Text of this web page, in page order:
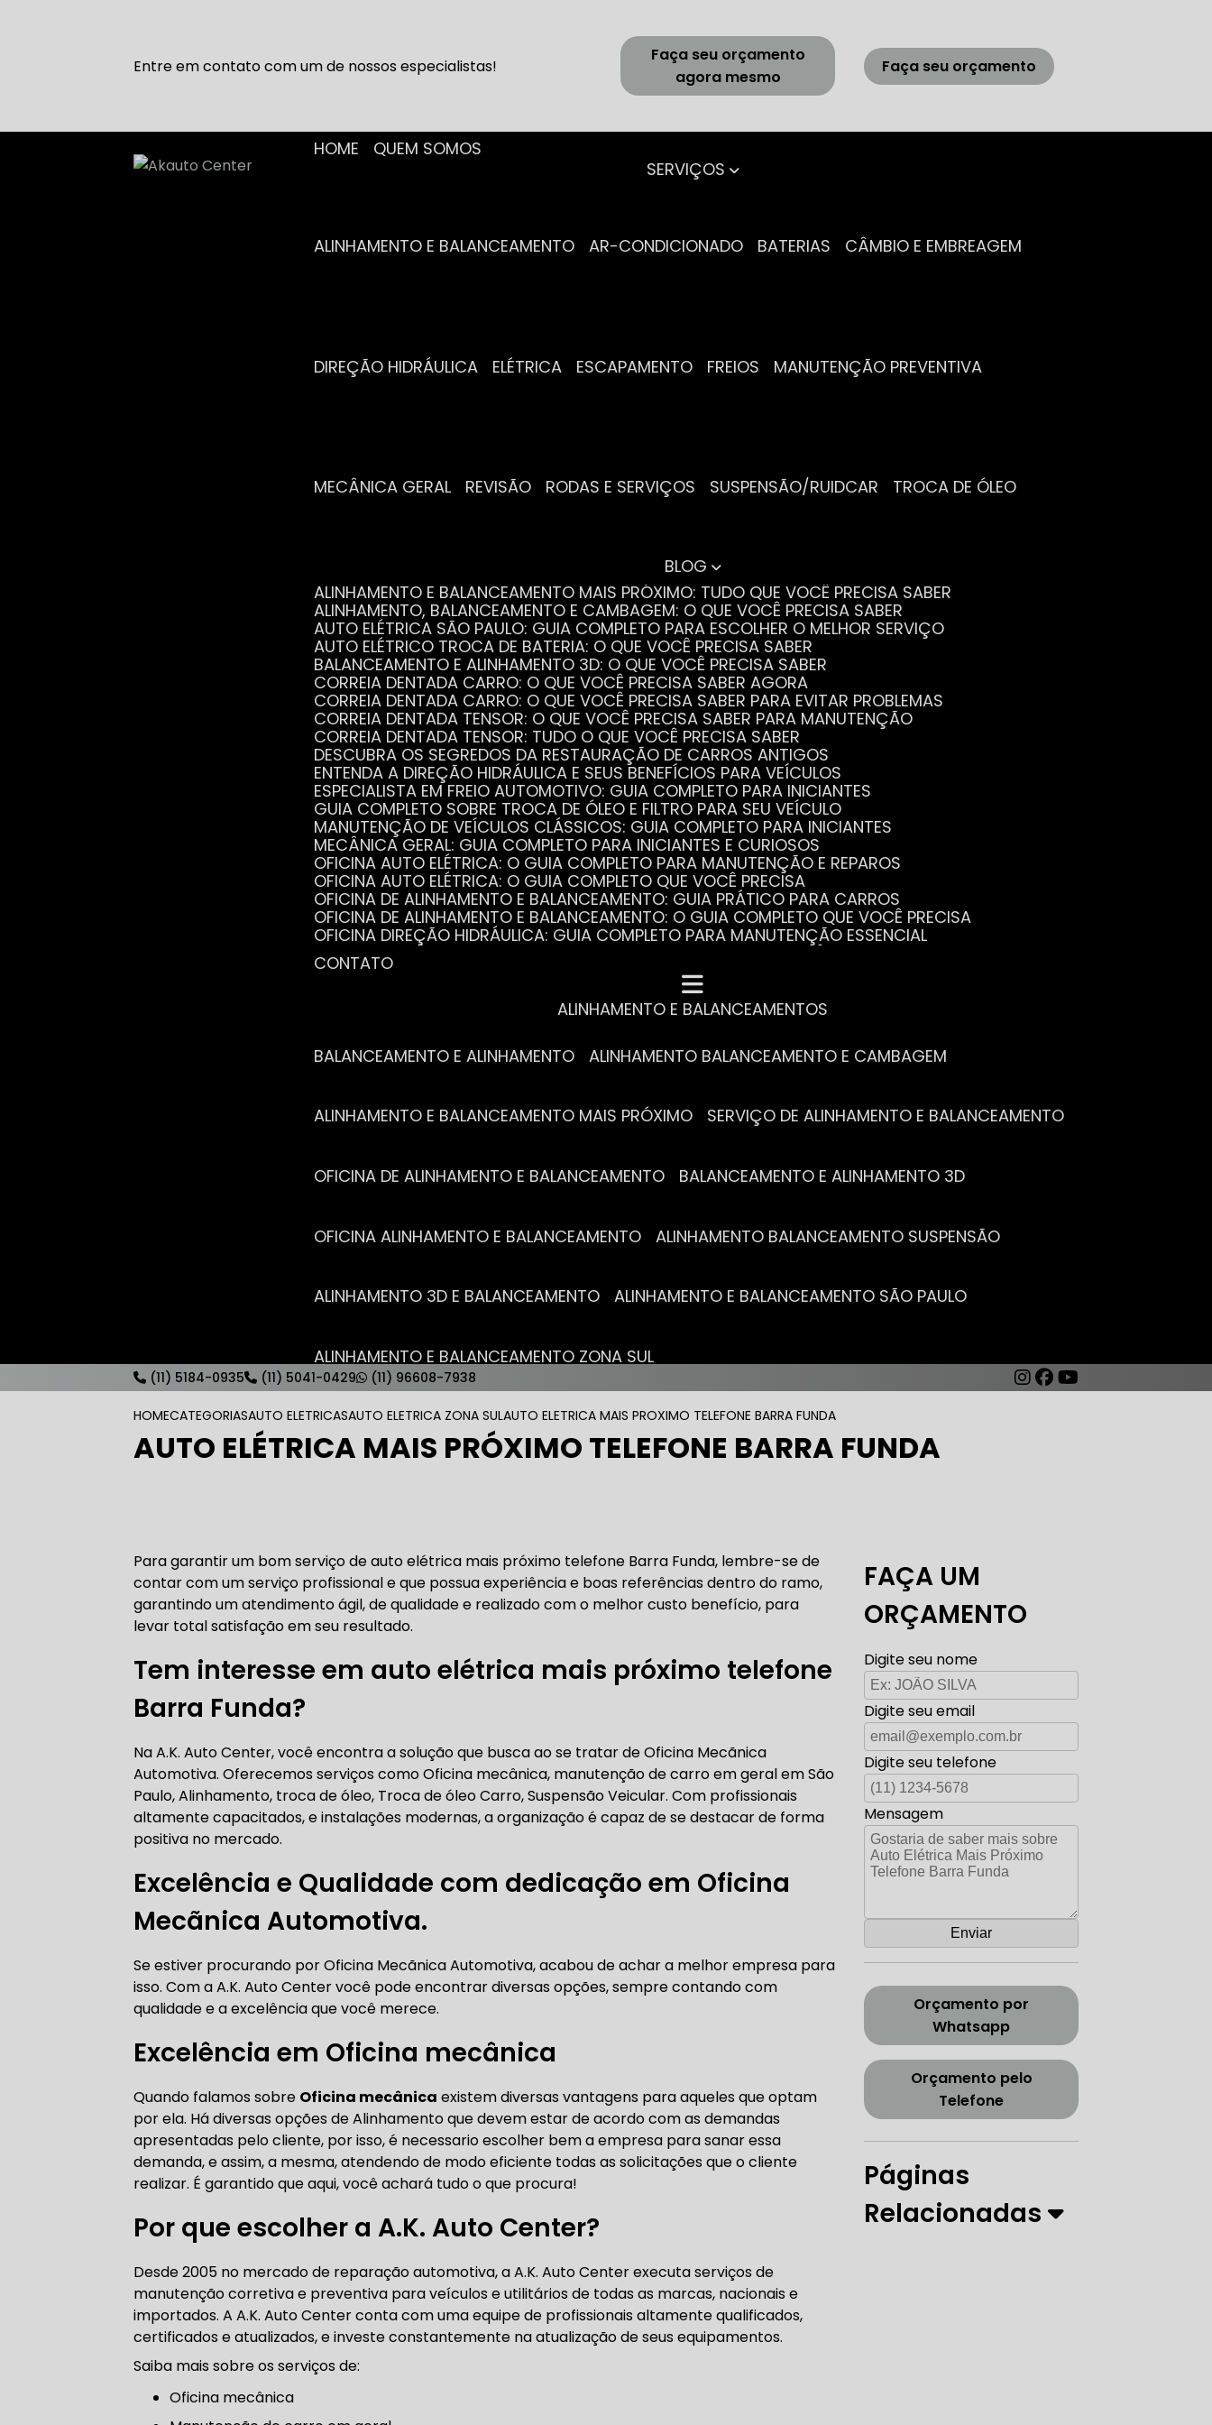
Entre em contato com um de nossos especialistas!
Faça seu orçamento
agora mesmo
Faça seu orçamento
HOME
QUEM SOMOS
SERVIÇOS
ALINHAMENTO E BALANCEAMENTO AR-CONDICIONADO BATERIAS CÂMBIO E EMBREAGEM
DIREÇÃO HIDRÁULICA ELÉTRICA ESCAPAMENTO FREIOS MANUTENÇÃO PREVENTIVA
MECÂNICA GERAL REVISÃO RODAS E SERVIÇOS SUSPENSÃO/RUIDCAR TROCA DE ÓLEO
BLOG
ALINHAMENTO E BALANCEAMENTO MAIS PRÓXIMO: TUDO QUE VOCÊ PRECISA SABER
ALINHAMENTO, BALANCEAMENTO E CAMBAGEM: O QUE VOCÊ PRECISA SABER
AUTO ELÉTRICA SÃO PAULO: GUIA COMPLETO PARA ESCOLHER O MELHOR SERVIÇO
AUTO ELÉTRICO TROCA DE BATERIA: O QUE VOCÊ PRECISA SABER
BALANCEAMENTO E ALINHAMENTO 3D: O QUE VOCÊ PRECISA SABER
CORREIA DENTADA CARRO: O QUE VOCÊ PRECISA SABER AGORA
CORREIA DENTADA CARRO: O QUE VOCÊ PRECISA SABER PARA EVITAR PROBLEMAS
CORREIA DENTADA TENSOR: O QUE VOCÊ PRECISA SABER PARA MANUTENÇÃO
CORREIA DENTADA TENSOR: TUDO O QUE VOCÊ PRECISA SABER
DESCUBRA OS SEGREDOS DA RESTAURAÇÃO DE CARROS ANTIGOS
ENTENDA A DIREÇÃO HIDRÁULICA E SEUS BENEFÍCIOS PARA VEÍCULOS
ESPECIALISTA EM FREIO AUTOMOTIVO: GUIA COMPLETO PARA INICIANTES
GUIA COMPLETO SOBRE TROCA DE ÓLEO E FILTRO PARA SEU VEÍCULO
MANUTENÇÃO DE VEÍCULOS CLÁSSICOS: GUIA COMPLETO PARA INICIANTES
MECÂNICA GERAL: GUIA COMPLETO PARA INICIANTES E CURIOSOS
OFICINA AUTO ELÉTRICA: O GUIA COMPLETO PARA MANUTENÇÃO E REPAROS
OFICINA AUTO ELÉTRICA: O GUIA COMPLETO QUE VOCÊ PRECISA
OFICINA DE ALINHAMENTO E BALANCEAMENTO: GUIA PRÁTICO PARA CARROS
OFICINA DE ALINHAMENTO E BALANCEAMENTO: O GUIA COMPLETO QUE VOCÊ PRECISA
OFICINA DIREÇÃO HIDRÁULICA: GUIA COMPLETO PARA MANUTENÇÃO ESSENCIAL
OFICINA MECÂNICA COMPLETA PARA BLINDADOS: TUDO QUE VOCÊ PRECISA SABER
POR QUE A REVISÃO AUTOMOTIVA É ESSENCIAL PARA O DESEMPENHO DO SEU CARRO
SERVIÇO DE ALINHAMENTO E BALANCEAMENTO: O QUE VOCÊ PRECISA SABER
VANTAGENS ESSENCIAIS DA TROCA DE ÓLEO PARA A SAÚDE DO SEU CARRO
CONTATO
ALINHAMENTO E BALANCEAMENTOS
BALANCEAMENTO E ALINHAMENTO ALINHAMENTO BALANCEAMENTO E CAMBAGEM
ALINHAMENTO E BALANCEAMENTO MAIS PRÓXIMO SERVIÇO DE ALINHAMENTO E BALANCEAMENTO
OFICINA DE ALINHAMENTO E BALANCEAMENTO BALANCEAMENTO E ALINHAMENTO 3D
OFICINA ALINHAMENTO E BALANCEAMENTO ALINHAMENTO BALANCEAMENTO SUSPENSÃO
ALINHAMENTO 3D E BALANCEAMENTO ALINHAMENTO E BALANCEAMENTO SÃO PAULO
ALINHAMENTO E BALANCEAMENTO ZONA SUL
AUTO ELÉTRICA MAIS PRÓXIMO AUTO ELÉTRICA AUTOMOTIVA
AUTO ELÉTRICO TROCA DE BATERIA OFICINA AUTO ELÉTRICA AUTO ELÉTRICA DE CARROS
AUTO ELÉTRICA ZONA SUL
CORREIAS DENTADAS
CORREIA DENTADA RANGE ROVER
CORREIA DENTADA DISCOVERY
CORREIA DENTADA BMW CORREIA DENTADA TENSOR
CORREIA DENTADA CARRO CORREIA DENTADA SÃO PAULO
DIREÇÃO HIDRÁULICA E ELÉTRICA MANUTENÇÃO CONSERTO REPARO
DIREÇÃO HIDRÁULICA E ELÉTRICA OFICINA MECÂNICA
DIREÇÃO HIDRÁULICA E ELÉTRICA CONSERTO MANUTENÇÃO DE DIREÇÃO HIDRÁULICA
(11) 5184-0935 (11) 5041-0429 (11) 96608-7938
HOMECATEGORIASAUTO ELETRICASAUTO ELETRICA ZONA SULAUTO ELETRICA MAIS PROXIMO TELEFONE BARRA FUNDA
AUTO ELÉTRICA MAIS PRÓXIMO TELEFONE BARRA FUNDA
Para garantir um bom serviço de auto elétrica mais próximo telefone Barra Funda, lembre-se de
contar com um serviço profissional e que possua experiência e boas referências dentro do ramo,
garantindo um atendimento ágil, de qualidade e realizado com o melhor custo benefício, para
levar total satisfação em seu resultado.
Tem interesse em auto elétrica mais próximo telefone
Barra Funda?
Na A.K. Auto Center, você encontra a solução que busca ao se tratar de Oficina Mecãnica
Automotiva. Oferecemos serviços como Oficina mecânica, manutenção de carro em geral em São
Paulo, Alinhamento, troca de óleo, Troca de óleo Carro, Suspensão Veicular. Com profissionais
altamente capacitados, e instalações modernas, a organização é capaz de se destacar de forma
positiva no mercado.
Excelência e Qualidade com dedicação em Oficina
Mecãnica Automotiva.
Se estiver procurando por Oficina Mecãnica Automotiva, acabou de achar a melhor empresa para
isso. Com a A.K. Auto Center você pode encontrar diversas opções, sempre contando com
qualidade e a excelência que você merece.
Excelência em Oficina mecânica
Quando falamos sobre Oficina mecânica existem diversas vantagens para aqueles que optam
por ela. Há diversas opções de Alinhamento que devem estar de acordo com as demandas
apresentadas pelo cliente, por isso, é necessario escolher bem a empresa para sanar essa
demanda, e assim, a mesma, atendendo de modo eficiente todas as solicitações que o cliente
realizar. É garantido que aqui, você achará tudo o que procura!
Por que escolher a A.K. Auto Center?
Desde 2005 no mercado de reparação automotiva, a A.K. Auto Center executa serviços de
manutenção corretiva e preventiva para veículos e utilitários de todas as marcas, nacionais e
importados. A A.K. Auto Center conta com uma equipe de profissionais altamente qualificados,
certificados e atualizados, e investe constantemente na atualização de seus equipamentos.
Saiba mais sobre os serviços de:
Oficina mecânica
FAÇA UM
ORÇAMENTO
Digite seu nome
Digite seu email
Digite seu telefone
Mensagem
Orçamento por
Whatsapp
Orçamento pelo
Telefone
Páginas
Relacionadas